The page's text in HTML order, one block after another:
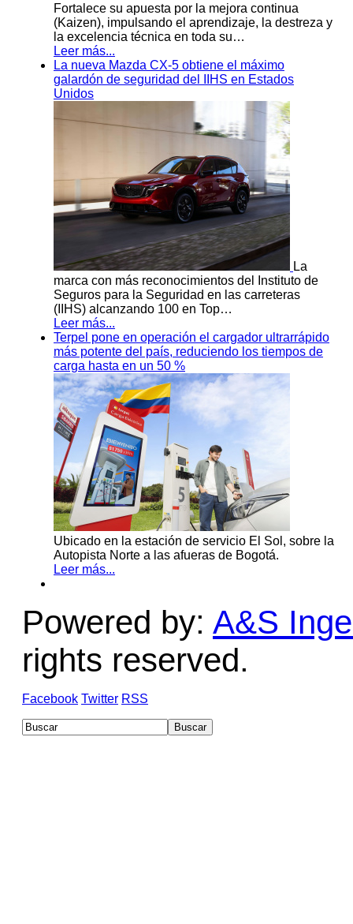
Fortalece su apuesta por la mejora continua
(Kaizen), impulsando el aprendizaje, la destreza y
la excelencia técnica en toda su…
Leer más...
La nueva Mazda CX-5 obtiene el máximo
galardón de seguridad del IIHS en Estados
Unidos
La
marca con más reconocimientos del Instituto de
Seguros para la Seguridad en las carreteras
(IIHS) alcanzando 100 en Top…
Leer más...
Terpel pone en operación el cargador ultrarrápido
más potente del país, reduciendo los tiempos de
carga hasta en un 50 %
Ubicado en la estación de servicio El Sol, sobre la
Autopista Norte a las afueras de Bogotá.
Leer más...
Powered by: A&S
rights reserved.
Facebook Twitter RSS